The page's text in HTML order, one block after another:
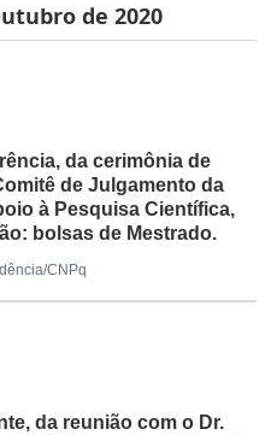
de 2020
da cerimônia de
de Julgamento da
à Pesquisa Científica,
bolsas de Mestrado.
CNPq
da reunião com o Dr.